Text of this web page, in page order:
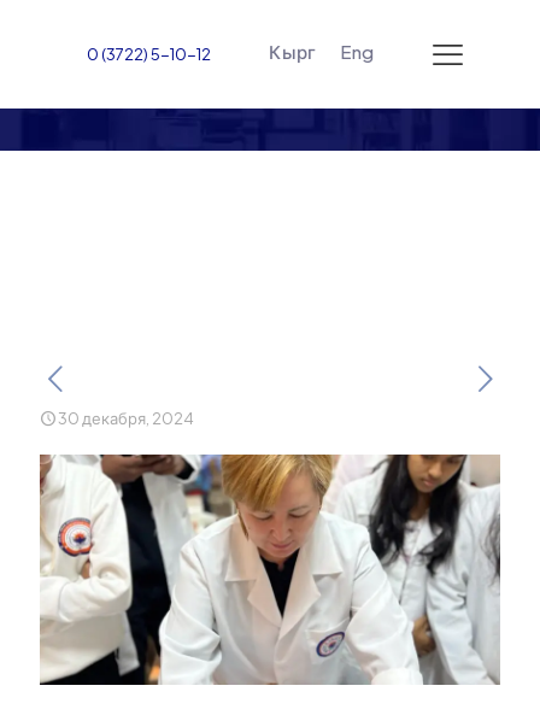
0 (3722) 5-10-12 Кырг Eng
Обучение технике
30 декабря, 2024